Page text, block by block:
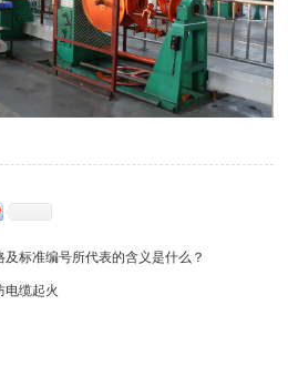
标准编号所代表的含义是什么？
电缆起火